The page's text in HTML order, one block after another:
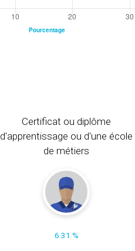
Certificat ou diplôme
d'apprentissage ou d'une école
de métiers
6.31 %